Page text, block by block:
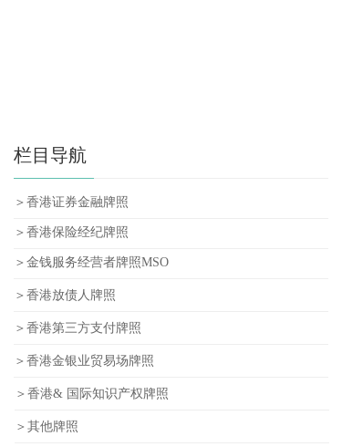
栏目导航
＞香港证券金融牌照
＞香港保险经纪牌照
＞金钱服务经营者牌照MSO
＞香港放债人牌照
＞香港第三方支付牌照
＞香港金银业贸易场牌照
＞香港& 国际知识产权牌照
＞其他牌照